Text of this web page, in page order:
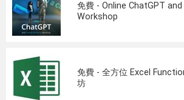
免費 - Online ChatGPT
Workshop
免費 - 全方位 Excel
坊